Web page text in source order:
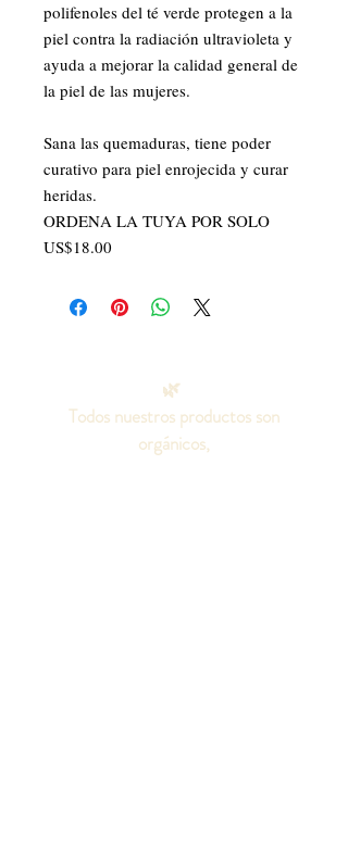
polifenoles del té verde protegen a la
piel contra la radiación ultravioleta y
ayuda a mejorar la calidad general de
la piel de las mujeres.
Sana las quemaduras, tiene poder
curativo para piel enrojecida y curar
heridas.
ORDENA LA TUYA POR SOLO
US$18.00
🌿
Todos nuestros productos son
orgánicos,